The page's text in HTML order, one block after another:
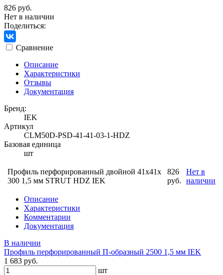
826 руб.
Нет в наличии
Поделиться:
Сравнение
Описание
Характеристики
Отзывы
Документация
Бренд:
IEK
Артикул
CLM50D-PSD-41-41-03-1-HDZ
Базовая единица
шт
Профиль перфорированный двойной 41х41х
300 1,5 мм STRUT HDZ IEK
826
руб.
Нет в
наличии
Описание
Характеристики
Комментарии
Документация
В наличии
Профиль перфорированный П-образный 2500 1,5 мм IEK
1 683 руб.
шт